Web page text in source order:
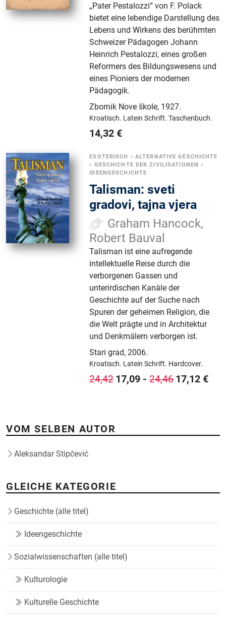
„Pater Pestalozzi“ von F. Polack
bietet eine lebendige Darstellung des
Lebens und Wirkens des berühmten
Schweizer Pädagogen Johann
Heinrich Pestalozzi, eines großen
Reformers des Bildungswesens und
eines Pioniers der modernen
Pädagogik.
Zbornik Nove škole, 1927.
Kroatisch. Latein Schrift.Taschenbuch.
14,32 €
ESOTERISCH • ALTERNATIVE GESCHICHTE
• GESCHICHTE DER ZIVILISATIONEN •
IDEENGESCHICHTE
Talisman: sveti
gradovi, tajna vjera
Graham Hancock,
Robert Bauval
Talisman ist eine aufregende
intellektuelle Reise durch die
verborgenen Gassen und
unterirdischen Kanäle der
Geschichte auf der Suche nach
Spuren der geheimen Religion, die
die Welt prägte und in Architektur
und Denkmälern verborgen ist.
Stari grad,2006.
Kroatisch. Latein Schrift. Hardcover.
24,42 17,09 -24,46 17,12 €
VOM SELBEN AUTOR
Aleksandar Stipčević
GLEICHE KATEGORIE
Geschichte (alle titel)
Ideengeschichte
Sozialwissenschaften (alle titel)
Kulturologie
Kulturelle Geschichte